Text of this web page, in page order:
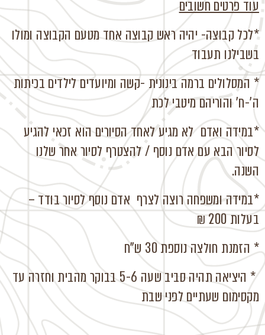
עוד פרטים חשובים
*לכל קבוצה- יהיה ראש קבוצה אחד מטעם הקבוצה ומולו
בשבילנו תעבוד
* המסלולים ברמה בינונית -קשה ומיועדים לילדים בכיתות
ה'-ח' והוריהם מיטבי לכת
*במידה ואדם לא מגיע לאחד הסיורים הוא זכאי להגיע
לסיור הבא עם אדם נוסף / להצטרף לסיור אחר שלנו
השנה.
*במידה ומשפחה רוצה לצרף אדם נוסף לסיור בודד –
בעלות 200 ₪
* הזמנת חולצה נוספת 30 ש"ח
* היציאה תהיה סביב שעה 5-6 בבוקר מהבית וחזרה עד
מקסימום שעתיים לפני שבת